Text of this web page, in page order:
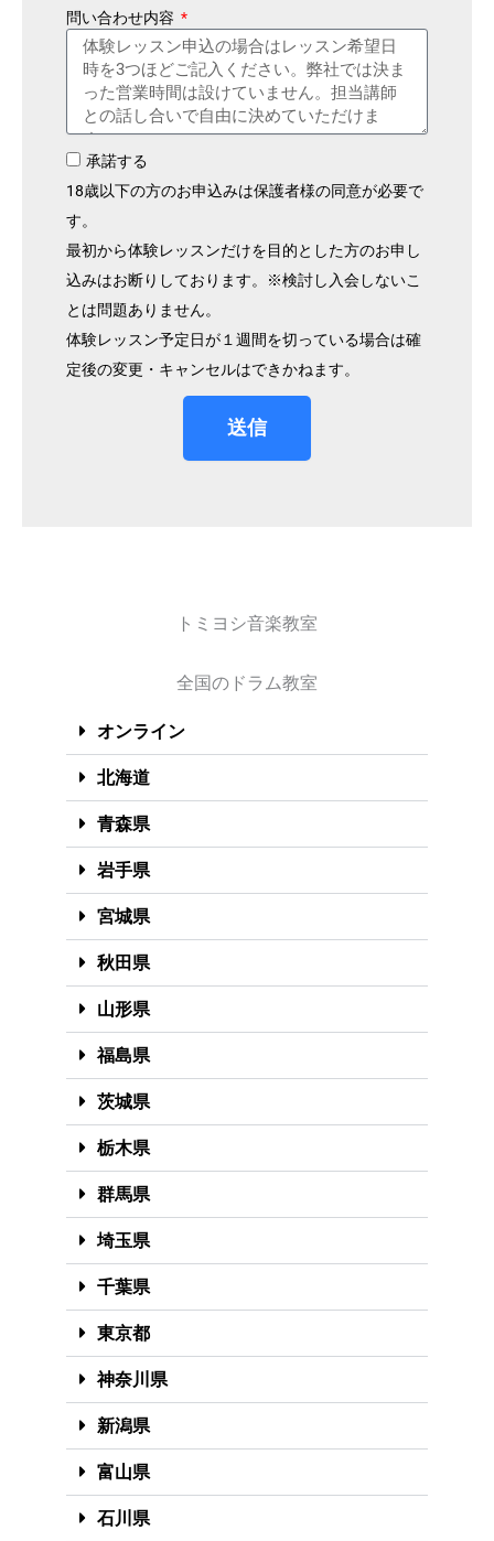
問い合わせ内容
承諾する
18歳以下の方のお申込みは保護者様の同意が必要で
す。
最初から体験レッスンだけを目的とした方のお申し
込みはお断りしております。※検討し入会しないこ
とは問題ありません。
体験レッスン予定日が１週間を切っている場合は確
定後の変更・キャンセルはできかねます。
送信
トミヨシ音楽教室
全国のドラム教室
オンライン
北海道
青森県
岩手県
宮城県
秋田県
山形県
福島県
茨城県
栃木県
群馬県
埼玉県
千葉県
東京都
神奈川県
新潟県
富山県
石川県